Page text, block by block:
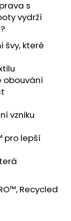
s
vydrží
švy, které
obouvání
vzniku
pro lepší
Recycled